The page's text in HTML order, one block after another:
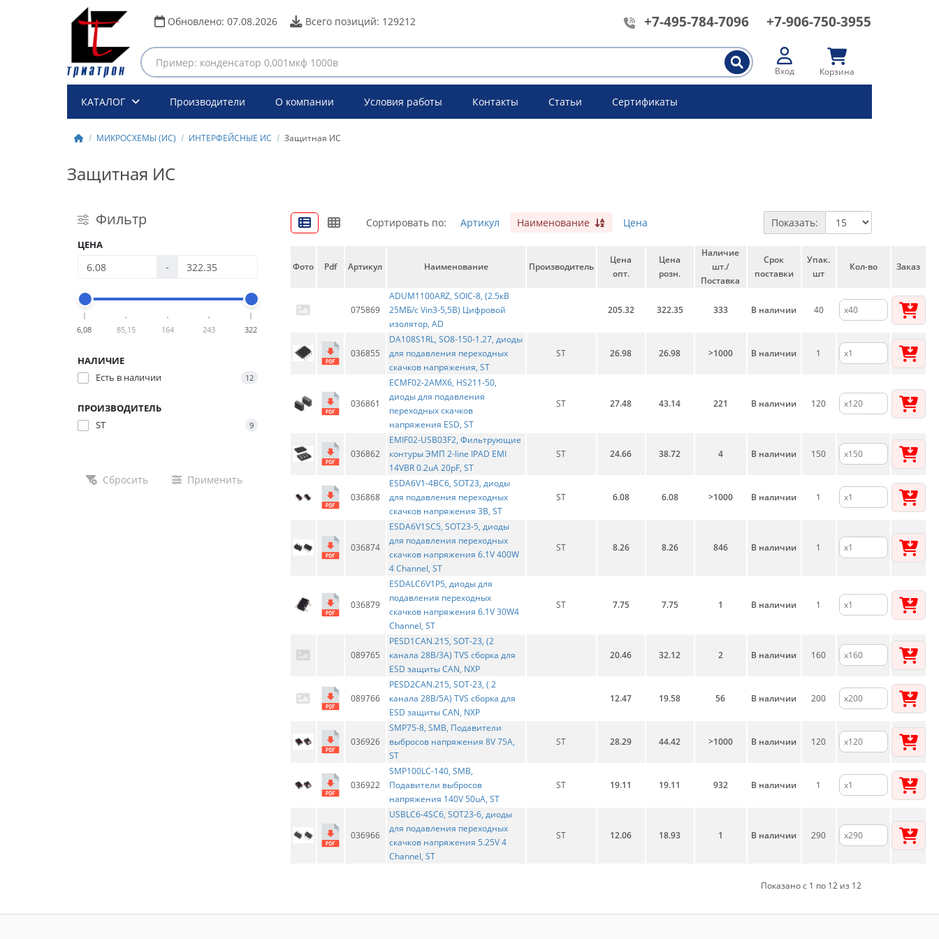
Обновлено: 07.08.2026 Всего позиций: 129212 +7-495-784-7096 +7-906-750-3955
Вход Корзина
КАТАЛОГ Производители О компании Условия работы Контакты Статьи Сертификаты
МИКРОСХЕМЫ (ИС) ИНТЕРФЕЙСНЫЕ ИС Защитная ИС
Защитная ИС
Фильтр
ЦЕНА
-
6,08 85,15 164 243 322
НАЛИЧИЕ
Есть в наличии
12
ПРОИЗВОДИТЕЛЬ
ST
9
Сбросить Применить
Сортировать по: Артикул Наименование Цена Показать:
Фото Pdf Артикул Наименование Производитель
Цена
опт.
Цена
розн.
Наличие
шт./
Поставка
Срок
поставки
Упак.
шт
Кол-во Заказ
075869
ADUM1100ARZ, SOIC-8, (2.5кВ
25МБ/с Vin3-5,5В) Цифровой
изолятор, AD
205.32 322.35 333 В наличии 40
036855
DA108S1RL, SO8-150-1.27, диоды
для подавления переходных
скачков напряжения, ST
ST 26.98 26.98 >1000 В наличии 1
036861
ECMF02-2AMX6, HS211-50,
диоды для подавления
переходных скачков
напряжения ESD, ST
ST 27.48 43.14 221 В наличии 120
036862
EMIF02-USB03F2, Фильтрующие
контуры ЭМП 2-line IPAD EMI
14VBR 0.2uA 20pF, ST
ST 24.66 38.72 4 В наличии 150
036868
ESDA6V1-4BC6, SOT23, диоды
для подавления переходных
скачков напряжения 3В, ST
ST 6.08 6.08 >1000 В наличии 1
036874
ESDA6V1SC5, SOT23-5, диоды
для подавления переходных
скачков напряжения 6.1V 400W
4 Channel, ST
ST 8.26 8.26 846 В наличии 1
036879
ESDALC6V1P5, диоды для
подавления переходных
скачков напряжения 6.1V 30W4
Channel, ST
ST 7.75 7.75 1 В наличии 1
089765
PESD1CAN.215, SOT-23, (2
канала 28В/3А) TVS сборка для
ESD защиты CAN, NXP
20.46 32.12 2 В наличии 160
089766
PESD2CAN.215, SOT-23, ( 2
канала 28В/5А) TVS сборка для
ESD защиты CAN, NXP
12.47 19.58 56 В наличии 200
036926
SMP75-8, SMB, Подавители
выбросов напряжения 8V 75A,
ST
ST 28.29 44.42 >1000 В наличии 120
036922
SMP100LC-140, SMB,
Подавители выбросов
напряжения 140V 50uA, ST
ST 19.11 19.11 932 В наличии 1
036966
USBLC6-4SC6, SOT23-6, диоды
для подавления переходных
скачков напряжения 5.25V 4
Channel, ST
ST 12.06 18.93 1 В наличии 290
Показано с 1 по 12 из 12